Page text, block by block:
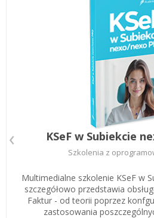
KSeF w Subiekcie
Szkolenia z
Multimedialne szkolenie KSeF w
szczegółowo przedstawia
Faktur - od teorii poprzez
zastosowania